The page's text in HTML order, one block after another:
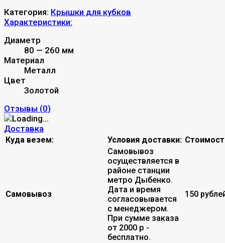
Категория: Крышки для кубков
Характеристики:
Диаметр
80 — 260 мм
Материал
Металл
Цвет
Золотой
Отзывы (0)
Доставка
Куда везем: Условия доставки:
Самовывоз
Самовывоз
осуществляется в
районе станции
метро Дыбенко.
Дата и время
согласовывается
с менеджером.
При сумме заказа
от 2000 р -
бесплатно.
150